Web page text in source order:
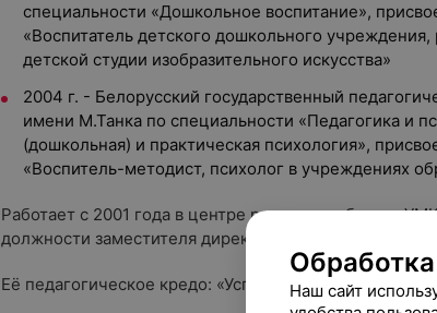
специальности «Дошкольное воспитание»,
«Воспитатель детского дошкольного учреждения,
детской студии изобразительного искусства»
2004 г. - Белорусский государственный
имени М.Танка по специальности «Педагогика и
(дошкольная) и практическая психология»,
«Воспитель-методист, психолог в учреждениях
Работает с 2001 года в центре развития ребенка
должности заместителя директора по основной
Её педагогическое кредо: «Успехи моихНаш сайт